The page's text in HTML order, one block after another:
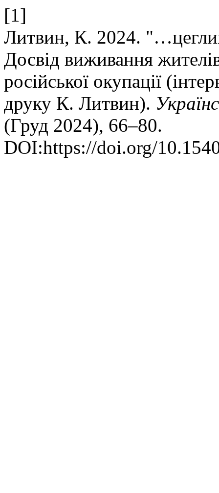
[1]
Литвин, К. 2024.
Досвід виживання
російської окупації
друку К. Литвин).
(Груд 2024), 66–80.
DOI:https://doi.org/